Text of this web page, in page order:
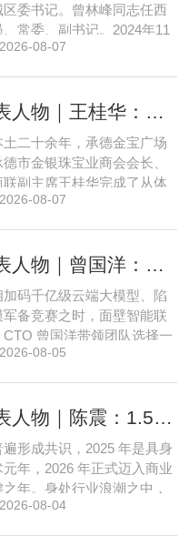
区委书记。曾林峰同志任西
常委、副书记。2024年11
北京市西城区委副书记，
此番履新。郅海杰，男，
中共党员。曾任北京
08-07
二十余年，承德金宝广场
市金银珠宝业商会会长、
联副主席王桂华完成了从体
玉石珠宝创业者，到地产
市创业最忌讳浮躁跟风、
求顺势迭代，方能穿
08-07
加码千亿级云端大模型、陷
军备竞赛之时，面壁智能联
曾国洋带领团队选择一
深耕端侧轻量化大模型，
严谨的工程思维，走出国
然流畅的全模态
08-05
形成共识，2025 年是具身
年，2026 年正式迈入商业
年。身处行业浪潮之中，
人、CEO 陈震表示，当前
08-04